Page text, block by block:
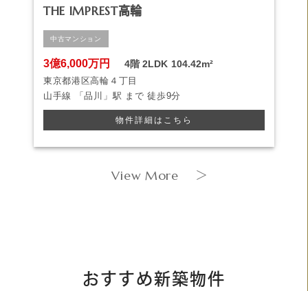
THE IMPREST高輪
中古マンション
3億6,000万円 4階 2LDK 104.42m²
東京都港区高輪４丁目
山手線
「品川」駅 まで 徒歩9分
物件詳細はこちら
View More ＞
おすすめ新築物件